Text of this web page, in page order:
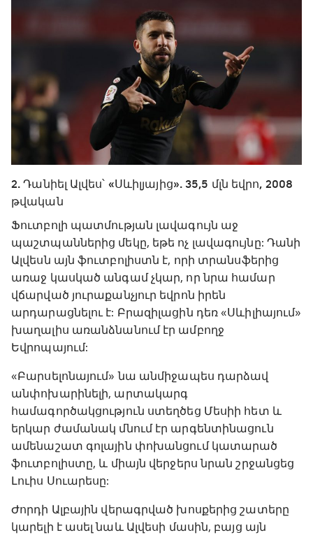
2. Դանիել Ալվես՝ «Սևիլյայից». 35,5 մլն եվրո, 2008
թվական
Ֆուտբոլի պատմության լավագույն աջ
պաշտպաններից մեկը, եթե ոչ լավագույնը: Դանի
Ալվեսն այն ֆուտբոլիստն է, որի տրանսֆերից
առաջ կասկած անգամ չկար, որ նրա համար
վճարված յուրաքանչյուր եվրոն իրեն
արդարացնելու է: Բրազիլացին դեռ «Սևիլիայում»
խաղալիս առանձնանում էր ամբողջ
Եվրոպայում:
«Բարսելոնայում» նա անմիջապես դարձավ
անփոխարինելի, արտակարգ
համագործակցություն ստեղծեց Մեսիի հետ և
երկար ժամանակ մնում էր արգենտինացուն
ամենաշատ գոլային փոխանցում կատարած
ֆուտբոլիստը, և միայն վերջերս նրան շրջանցեց
Լուիս Սուարեսը:
Ժորդի Ալբային վերագրված խոսքերից շատերը
կարելի է ասել նաև Ալվեսի մասին, բայց այն